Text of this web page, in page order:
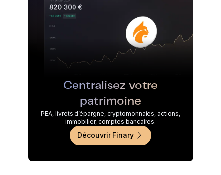
Centralisez votre
patrimoine
PEA, livrets d’épargne, cryptomonnaies, actions,
immobilier, comptes bancaires.
Découvrir Finary